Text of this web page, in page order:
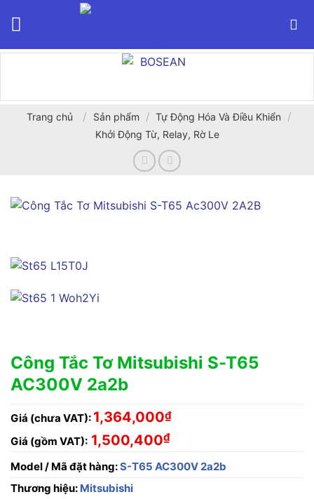
Trang chủ / Sản phẩm / Tự Động Hóa Và Điều Khiển /
Khởi Động Từ, Relay, Rờ Le
Công Tắc Tơ Mitsubishi S-T65
AC300V 2a2b
Giá (chưa VAT): 1,364,000₫
Giá (gồm VAT): 1,500,400₫
Model / Mã đặt hàng:S-T65 AC300V 2a2b
Thương hiệu: Mitsubishi